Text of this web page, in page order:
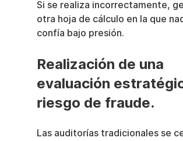
Si se realiza incorrectamente,
otra hoja de cálculo en la que
confía bajo presión.
Realización de una
evaluación
riesgo de fraude.
Las auditorías tradicionales se